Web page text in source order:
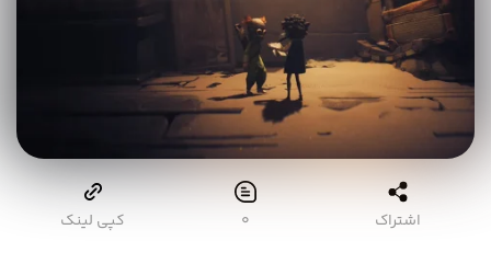
اشتراک ۰ کپی لینک